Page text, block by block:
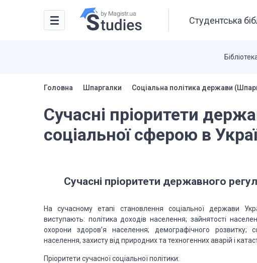
Студентська
Головна Шпаргалки Соціальна політика держави
Сучасні пріоритети
соціальної сферою в
Сучасні пріоритети державного
На сучасному етапі становлення соціальної держави
виступають: політика доходів населення; зайнятості
охорони здоров’я населення; демографічного розвитку;
населення, захисту від природних та техногенних аварій і
Пріоритети сучасної соціальної політики: